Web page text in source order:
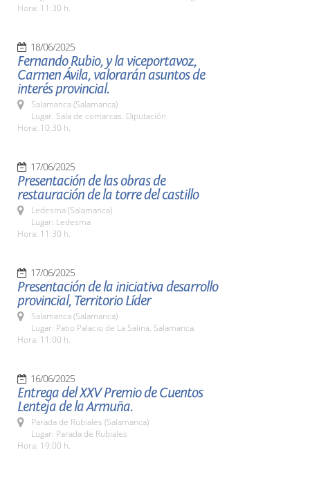
Hora: 11:30 h.
18/06/2025
Fernando Rubio, y la viceportavoz,
Carmen Ávila, valorarán asuntos de
interés provincial.
Salamanca (Salamanca)
Lugar. Sala de comarcas. Diputación
Hora: 10:30 h.
17/06/2025
Presentación de las obras de
restauración de la torre del castillo
Ledesma (Salamanca)
Lugar: Ledesma
Hora: 11:30 h.
17/06/2025
Presentación de la iniciativa desarrollo
provincial, Territorio Líder
Salamanca (Salamanca)
Lugar: Patio Palacio de La Salina. Salamanca.
Hora: 11:00 h.
16/06/2025
Entrega del XXV Premio de Cuentos
Lenteja de la Armuña.
Parada de Rubiales (Salamanca)
Lugar: Parada de Rubiales
Hora: 19:00 h.